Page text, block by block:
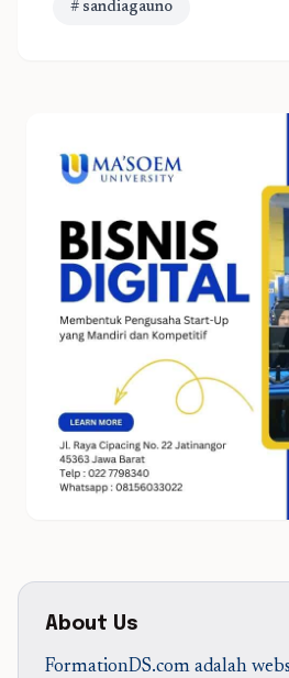
# sandiagauno
About Us
FormationDS.com adalah